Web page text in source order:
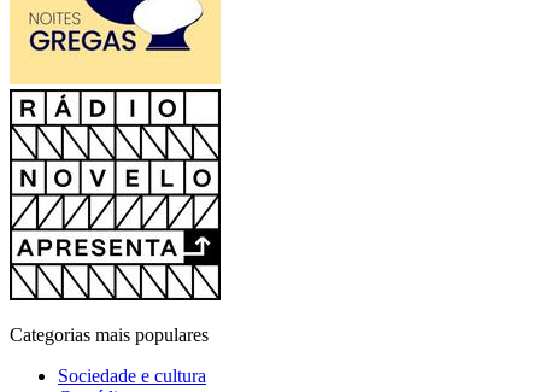
Categorias mais populares
Sociedade e cultura